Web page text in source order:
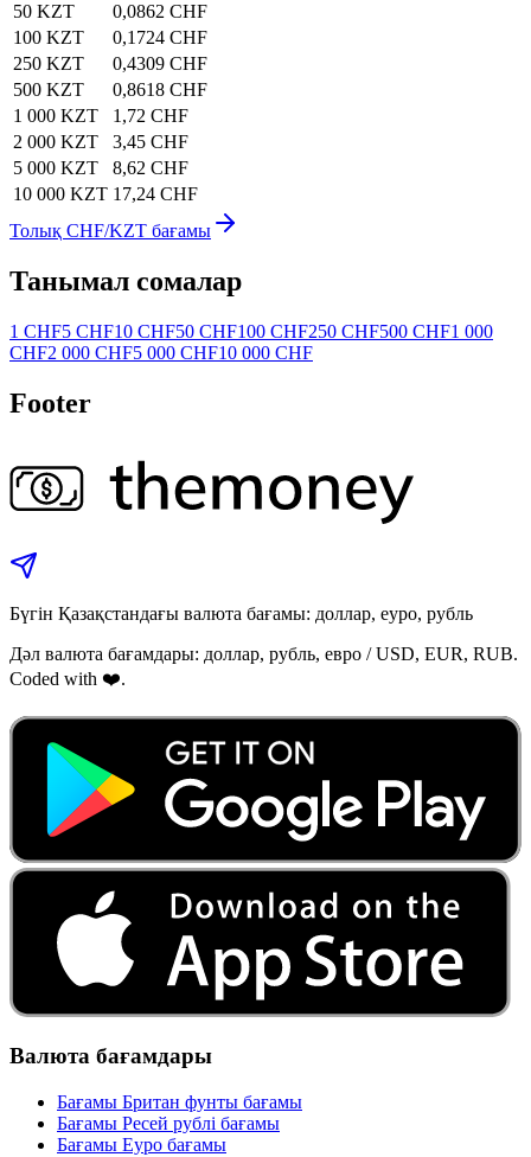
50 KZT
0,0862 CHF
100 KZT
0,1724 CHF
250 KZT
0,4309 CHF
500 KZT
0,8618 CHF
1 000 KZT
1,72 CHF
2 000 KZT
3,45 CHF
5 000 KZT
8,62 CHF
10 000 KZT 17,24 CHF
Толық CHF/KZT бағамы
Танымал сомалар
1 CHF5 CHF10 CHF50 CHF100 CHF250 CHF500 CHF1 000
CHF2 000 CHF5 000 CHF10 000 CHF
Footer
Бүгін Қазақстандағы валюта бағамы: доллар, еуро, рубль
Дәл валюта бағамдары: доллар, рубль, евро / USD, EUR, RUB.
Coded with ❤️.
Валюта бағамдары
Бағамы Британ фунты бағамы
Бағамы Ресей рублі бағамы
Бағамы Еуро бағамы